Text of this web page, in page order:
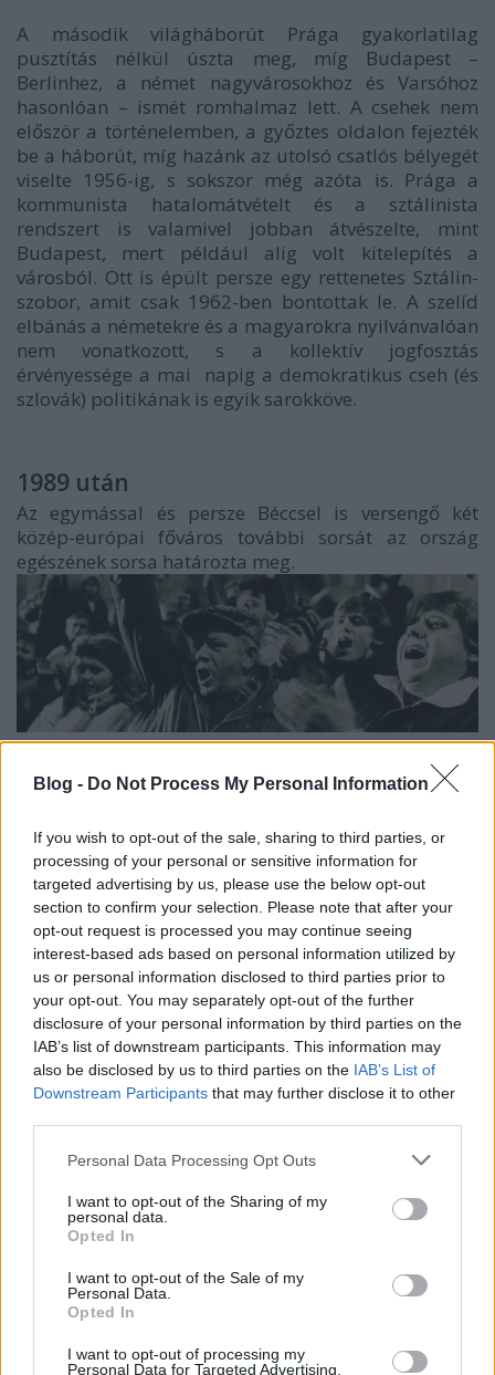
Blog - Do Not Process My Personal Information
If you wish to opt-out of the sale, sharing to third parties, or
processing of your personal or sensitive information for
targeted advertising by us, please use the below opt-out
section to confirm your selection. Please note that after your
opt-out request is processed you may continue seeing
interest-based ads based on personal information utilized by
us or personal information disclosed to third parties prior to
your opt-out. You may separately opt-out of the further
disclosure of your personal information by third parties on the
IAB’s list of downstream participants. This information may
also be disclosed by us to third parties on the IAB’s List of
Downstream Participants that may further disclose it to other
Please note that this website/app uses one or more Google
not limited to your visit or usage behaviour. You may click to
grant or deny consent to Google and its third-party tags to
use your data for below specified purposes in below Google
consent section.
Personal Data Processing Opt Outs
I want to opt-out of the Sharing of my
personal data.
Opted In
I want to opt-out of the Sale of my
Personal Data.
Opted In
I want to opt-out of processing my
Personal Data for Targeted Advertising.
A második világháborút Prága gyakorlatilag
pusztítás nélkül úszta meg, míg Budapest –
Berlinhez, a német nagyvárosokhoz és Varsóhoz
hasonlóan – ismét romhalmaz lett. A csehek nem
először a történelemben, a győztes oldalon fejezték
be a háborút, míg hazánk az utolsó csatlós bélyegét
viselte 1956-ig, s sokszor még azóta is. Prága a
kommunista hatalomátvételt és a sztálinista
rendszert is valamivel jobban átvészelte, mint
Budapest, mert például alig volt kitelepítés a
városból. Ott is épült persze egy rettenetes Sztálin-
szobor, amit csak 1962-ben bontottak le. A szelíd
elbánás a németekre és a magyarokra nyilvánvalóan
nem vonatkozott, s a kollektív jogfosztás
érvényessége a mai napig a demokratikus cseh (és
szlovák) politikának is egyik sarokköve.
1989 után
Az egymással és persze Béccsel is versengő két
közép-európai főváros további sorsát az ország
egészének sorsa határozta meg.
A prágai bársonyos forradalom 1989 őszén
örömujjongások közepette takarította el a keleti
blokk egyik legostobább kommunista rendszerét,
se másmilyen, s a legnépszerűbb politikusok még
mindig az egykori reform-kommunisták voltak.
Csehország és Prága először a megtalált szabadság,
majd az önálló cseh államiság eufóriájában élt,
1526 óta először egyedül, önállóan, Szent Vencel
koronájának országaiban, s ráadásul most már a
németek zavaró jelenléte nélkül. Budapest néma
maradt az első szabad választások idején, s
tömegmegmozdulásra sem a kommunisták, hanem
az első szabadon választott kormány ellen került sor
1990 őszén, aminek során az egykori demokratikus
világ legjelentősebb turisztikai célpontjainak, a
hatodik legtöbbet látogatott város London, Párizs,
még csak nem is álmodhat. A szomszéd fűje mindig
zöldebb. Nekünk magyaroknak nyilván nagyon
gótikus és barokk belvárosa, a kézzel fogható